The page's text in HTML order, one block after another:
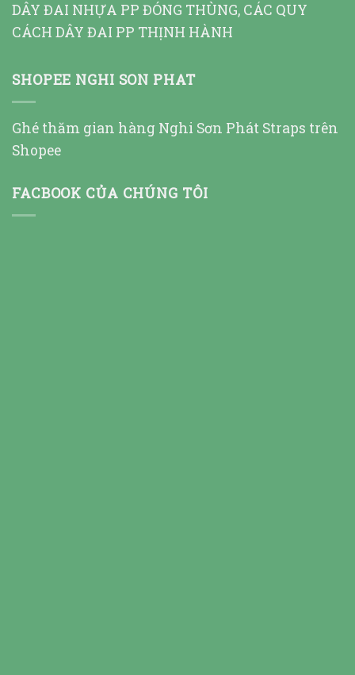
DÂY ĐAI NHỰA PP ĐÓNG THÙNG, CÁC QUY
CÁCH DÂY ĐAI PP THỊNH HÀNH
SHOPEE NGHI SON PHAT
Ghé thăm gian hàng Nghi Sơn Phát Straps trên
Shopee
FACBOOK CỦA CHÚNG TÔI